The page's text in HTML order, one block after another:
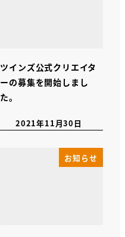
ツインズ公式クリエイタ
ーの募集を開始しまし
た。
2021年11月30日
お知らせ